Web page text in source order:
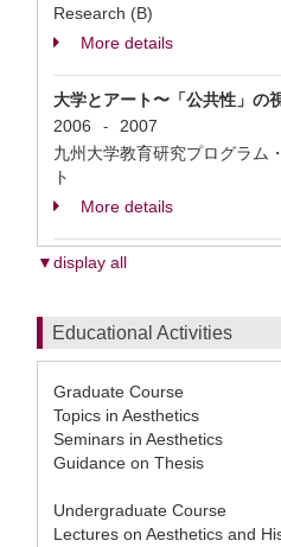
Research (B)
More details
大学とアート〜「公共性」の
2006
-
2007
九州大学教育研究プログラム
ト
More details
▼display all
Educational Activities
Graduate Course
Topics in Aesthetics
Seminars in Aesthetics
Guidance on Thesis
Undergraduate Course
Lectures on Aesthetics and